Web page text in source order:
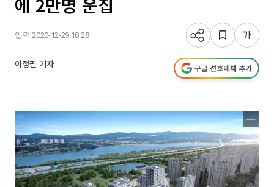
에 2만명 운집
입력 2020-12-29 18:28
이정필 기자 구글 선호매체 추가